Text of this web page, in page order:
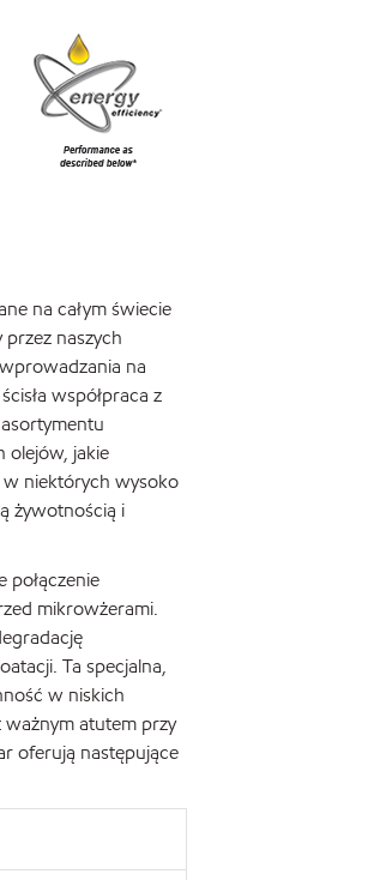
na całym świecie
naszych
na
współpraca z
olejów, jakie
niektórych wysoko
żywotnością i
mikrowżerami.
Ta specjalna,
w niskich
atutem przy
oferują następujące